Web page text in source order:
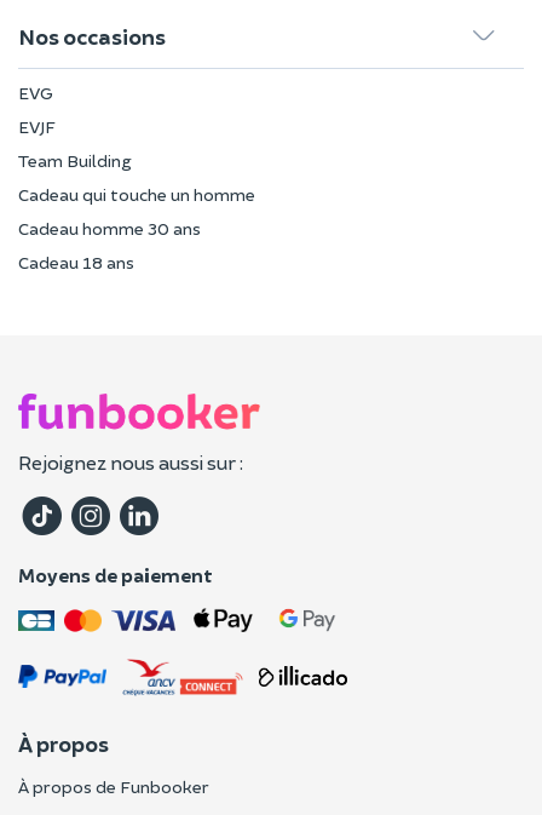
Nos occasions
EVG
EVJF
Team Building
Cadeau qui touche un homme
Cadeau homme 30 ans
Cadeau 18 ans
Rejoignez nous aussi sur :
Moyens de paiement
À propos
À propos de Funbooker